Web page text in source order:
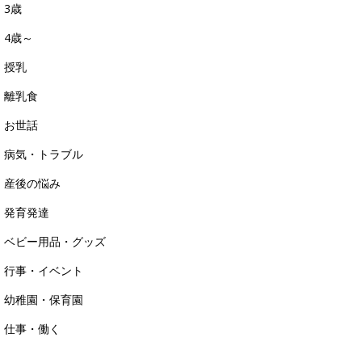
3歳
4歳～
授乳
離乳食
お世話
病気・トラブル
産後の悩み
発育発達
ベビー用品・グッズ
行事・イベント
幼稚園・保育園
仕事・働く